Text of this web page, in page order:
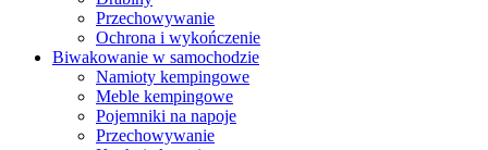
Przechowywanie
Ochrona i wykończenie
Biwakowanie w samochodzie
Namioty kempingowe
Meble kempingowe
Pojemniki na napoje
Przechowywanie